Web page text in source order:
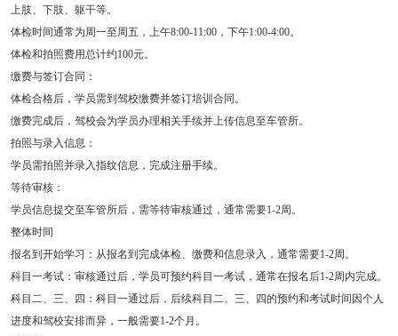
上肢、下肢、躯干等。
体检时间通常为周一至周五，上午8:00-11:00，下午1:00-4:00。
体检和拍照费用总计约100元。
缴费与签订合同：
体检合格后，学员需到驾校缴费并签订培训合同。
缴费完成后，驾校会为学员办理相关手续并上传信息至车管所。
拍照与录入信息：
学员需拍照并录入指纹信息，完成注册手续。
等待审核：
学员信息提交至车管所后，需等待审核通过，通常需要1-2周。
整体时间
报名到开始学习：从报名到完成体检、缴费和信息录入，通常需要1-2周。
科目一考试：审核通过后，学员可预约科目一考试，通常在报名后1-2周内完成。
科目二、三、四：科目一通过后，后续科目二、三、四的预约和考试时间因个人
进度和驾校安排而异，一般需要1-2个月。